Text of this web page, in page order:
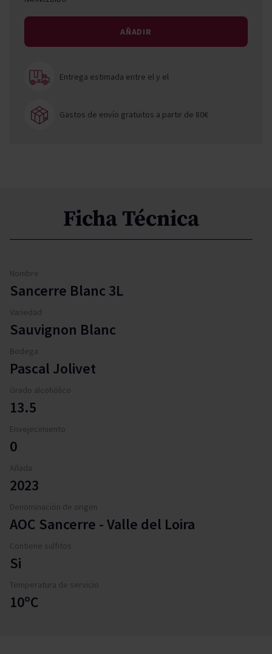
AÑADIR
Entrega estimada entre ely el
Gastos de envío gratuitos a partir de 80€
Ficha Técnica
Nombre
Sancerre Blanc 3L
Variedad
Sauvignon Blanc
Bodega
Pascal Jolivet
Grado alcohólico
13.5
Envejecimiento
0
Añada
2023
Denominación de origen
AOC Sancerre - Valle del Loira
Contiene sulfitos
Si
Temperatura de servicio
10ºC